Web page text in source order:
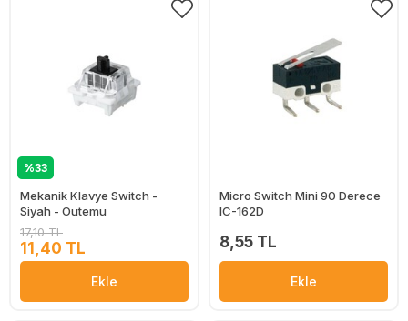
%33
Mekanik Klavye Switch -
Siyah - Outemu
17,10 TL
11,40 TL
Ekle
Micro Switch Mini 90 Derece
IC-162D
8,55 TL
Ekle